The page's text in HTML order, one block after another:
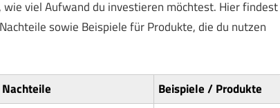
viel Aufwand du investieren möchtest. Hier findest
sowie Beispiele für Produkte, die du nutzen
Nachteile Beispiele / Produkte